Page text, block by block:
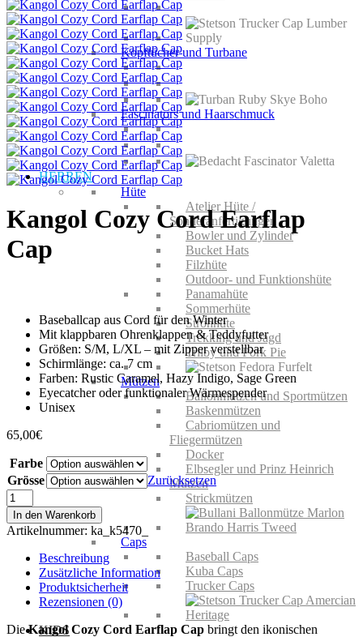
Kopftücher und Turbane
Fascinators und Haarschmuck
HERREN
Hüte
Atelier Hüte /
Sonderanfertigungen
Bowler und Zylinder
Bucket Hats
Filzhüte
Outdoor- und Funktionshüte
Panamahüte
Sommerhüte
Strohhüte
Trekking und Jagd
Trilby und Pork Pie
Mützen
Ballonmützen und Sportmützen
Baskenmützen
Cabriomützen und
Fliegermützen
Docker
Elbsegler und Prinz Heinrich
Mützen
Strickmützen
Caps
Baseball Caps
Kuba Caps
Trucker Caps
KIDS
Kangol Cozy Cord Earflap
Cap
Baseballcap aus Cord für den Winter
Mit klappbaren Ohrenklappen & Teddyfutter
Größen: S/M, L/XL – mit Zipper verstellbar
Schirmlänge: ca. 7 cm
Farben: Rustic Caramel, Hazy Indigo, Sage Green
Eyecatcher oder funktionaler Wärmespender
Unisex
65,00€
Farbe
Grösse
Zurücksetzen
Kangol
Cozy
Cord
Earflap
Cap
Menge
In den Warenkorb
Artikelnummer: ka_k5470_
Beschreibung
Zusätzliche Information
Produktsicherheit
Rezensionen (0)
DieKangol Cozy Cord Earflap Cap bringt den ikonischen